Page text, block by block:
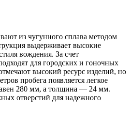
из чугунного сплава методом
выдерживает высокие
вождения. За счет
для городских и гоночных
высокий ресурс изделий, но
пробега появляется легкое
280 мм, а толщина — 24 мм.
отверстий для надежного